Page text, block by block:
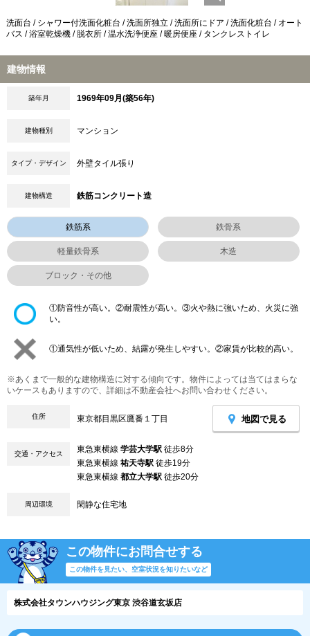
洗面台 / シャワー付洗面化粧台 / 洗面所独立 / 洗面所にドア / 洗面化粧台 / オート
バス / 浴室乾燥機 / 脱衣所 / 温水洗浄便座 / 暖房便座 / タンクレストイレ
建物情報
築年月 1969年09月(築56年)
建物種別 マンション
タイプ・デザイン 外壁タイル張り
建物構造 鉄筋コンクリート造
鉄筋系 鉄骨系
軽量鉄骨系 木造
ブロック・その他
①防音性が高い。②耐震性が高い。③火や熱に強いため、火災に強
い。
①通気性が低いため、結露が発生しやすい。②家賃が比較的高い。
※あくまで一般的な建物構造に対する傾向です。物件によっては当てはまらな
いケースもありますので、詳細は不動産会社へお問い合わせください。
住所 東京都目黒区鷹番１丁目 地図で見る
交通・アクセス 東急東横線 学芸大学駅 徒歩8分
東急東横線 祐天寺駅 徒歩19分
東急東横線 都立大学駅 徒歩20分
周辺環境 閑静な住宅地
この物件にお問合せする
この物件を見たい、空室状況を知りたいなど
株式会社タウンハウジング東京 渋谷道玄坂店